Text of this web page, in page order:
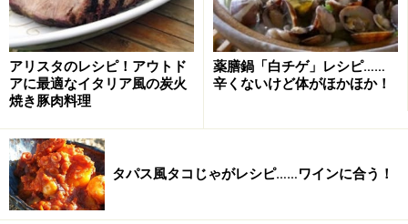
※ダッチオーブンが必要。撮影に使用したのは10インチ
野菜とスペアリブの煮込み の作り方・手順
■作り方
1
野菜を切る
アリスタのレシピ！アウトド
アに最適なイタリア風の炭火
焼き豚肉料理
薬膳鍋「白チゲ」レシピ……
辛くないけど体がほかほか！
タパス風タコじゃがレシピ……ワインに合う！